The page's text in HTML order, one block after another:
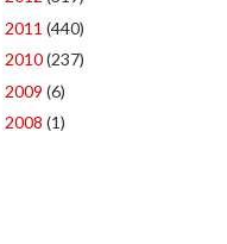
2011 (440)
2010(237)
2009 (6)
2008 (1)